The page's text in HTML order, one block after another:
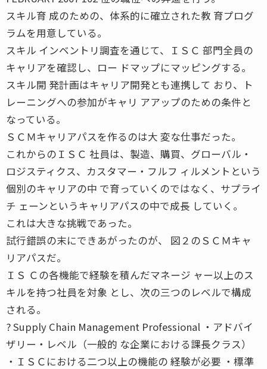
スキル育 成のための、体系的に確立された教 育プログ
ラムを用意している。
スキル インベントリ調査を通じて、ＩＳＣ 部門全員の
キャリアを確認し、ロー ドマップにマッピングする。
スキル開 発計画はキャリア開発とも連携して おり、ト
レーニングへの参加がキャリ アアップのための条件と
なっている。
ＳＣＭキャリアパスを作るのは大 変な仕事だった。
これからのＩＳＣ 社員は、製造、購買、グローバル・
ロジスティクス、カスタマー・フルフ ィルメントという
個別のキャリアの中 で育っていくのではなく、サプライ
チ ェーンというキャリアパスの中で成長 していく。
これは大きな挑戦であった。
試行錯誤の末にできあがったのが、 図２のＳＣＭキャ
リアパスだ。
ＩＳ Ｃの各機能で経験を積んだマネージ ャー以上のス
キルを持つ社員を対象 とし、次の三つのレベルで構成
される。
? Supply Chain Management Professional ・アドバイ
ザリー・レベル（一般的 な企業における課長クラス）
・ＩＳＣにおける二つ以上の機能の 経験が必要 ・標準